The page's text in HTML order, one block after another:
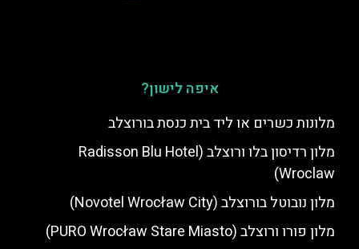
איפה לישון?
מלונות כשרים או ליד בית כנסת בורוצלב
מלון רדיסון בלו ורוצלב (Radisson Blu Hotel
Wroclaw)
מלון נובוטל בורוצלב (Novotel Wrocław City)
מלון פורו ורוצלב (PURO Wrocław Stare Miasto)